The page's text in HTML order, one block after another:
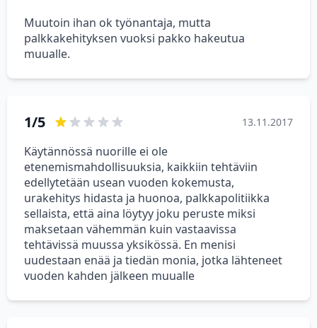
Muutoin ihan ok työnantaja, mutta
palkkakehityksen vuoksi pakko hakeutua
muualle.
1/5 13.11.2017
Käytännössä nuorille ei ole
etenemismahdollisuuksia, kaikkiin tehtäviin
edellytetään usean vuoden kokemusta,
urakehitys hidasta ja huonoa, palkkapolitiikka
sellaista, että aina löytyy joku peruste miksi
maksetaan vähemmän kuin vastaavissa
tehtävissä muussa yksikössä. En menisi
uudestaan enää ja tiedän monia, jotka lähteneet
vuoden kahden jälkeen muualle